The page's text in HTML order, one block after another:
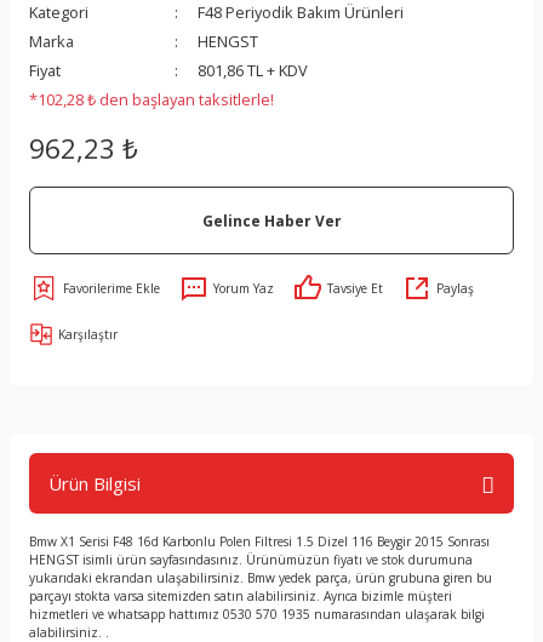
Kategori
F48 Periyodik Bakım Ürünleri
Marka
HENGST
Fiyat
801,86 TL + KDV
*102,28 ₺ den başlayan taksitlerle!
962,23 ₺
Gelince Haber Ver
Yorum Yaz Tavsiye Et Paylaş
Karşılaştır
Ürün Bilgisi
Bmw X1 Serisi F48 16d Karbonlu Polen Filtresi 1.5 Dizel 116 Beygir 2015 Sonrası
HENGST isimli ürün sayfasındasınız. Ürünümüzün fiyatı ve stok durumuna
yukarıdaki ekrandan ulaşabilirsiniz. Bmw yedek parça, ürün grubuna giren bu
parçayı stokta varsa sitemizden satın alabilirsiniz. Ayrıca bizimle müşteri
hizmetleri ve whatsapp hattımız 0530 570 1935 numarasından ulaşarak bilgi
alabilirsiniz. .